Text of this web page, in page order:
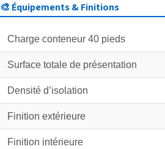
🎨 Équipements & Finitions
Charge conteneur 40 pieds
Surface totale de présentation
Densité d’isolation
Finition extérieure
Finition intérieure